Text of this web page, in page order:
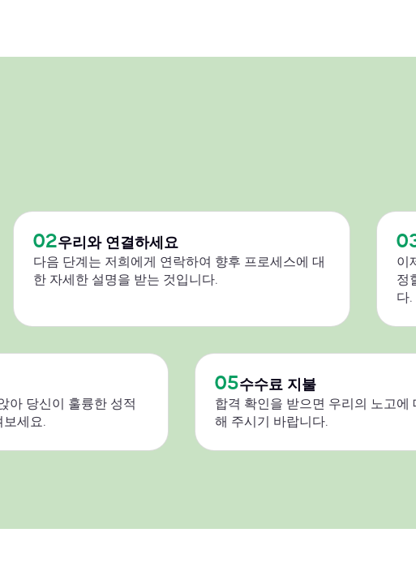
02우리와 연결하세요
다음 단계는 저희에게 연락하여 향후 프로세스에 대
한 자세한 설명을 받는 것입니다.
이
정
다.
아 당신이 훌륭한 성적
보세요.
05수수료 지불
합격 확인을 받으면 우리의 노고에
해 주시기 바랍니다.